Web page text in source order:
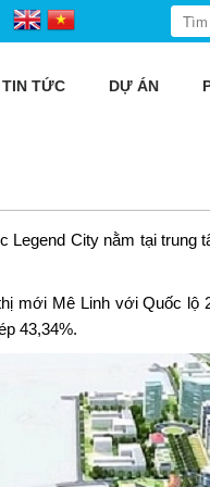
TIN TỨC DỰ ÁN
Legend Citynằm tại trung
mới Mê Linh với Quốc lộ
43,34%.